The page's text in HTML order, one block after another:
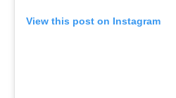
View this post on Instagram